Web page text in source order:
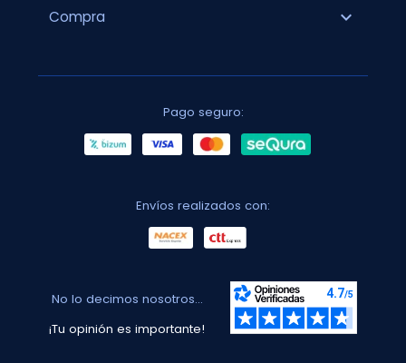
Compra expand_more
Pago seguro:
Envíos realizados con:
No lo decimos nosotros...
¡Tu opinión es importante!